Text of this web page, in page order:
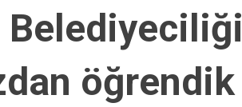
Belediyeciliği
öğrendik